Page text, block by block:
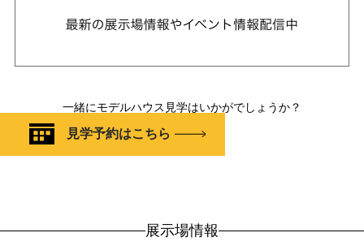
一緒にモデルハウス見学はいかがでしょうか？
見学予約はこちら
展示場情報